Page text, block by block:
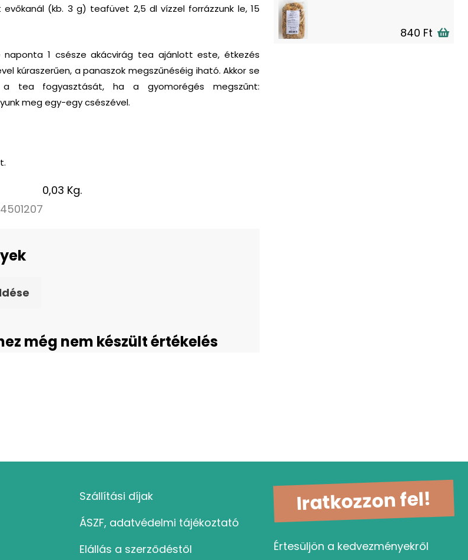
evőkanál (kb. 3 g) teafüvet 2,5 dl vízzel forrázzunk le, 15
naponta 1 csésze akácvirág tea ajánlott este, étkezés
kúraszerűen, a panaszok megszűnéséig iható.Akkor se
tea fogyasztását, ha a gyomorégés megszűnt:
meg egy-egy csészével.
0,03 Kg.
még nem készült értékelés
840 Ft
Szállítási díjak
ÁSZF, adatvédelmi tájékoztató
Elállás a szerződéstől
Iratkozzon fel!
Értesüljön a kedvezményekről